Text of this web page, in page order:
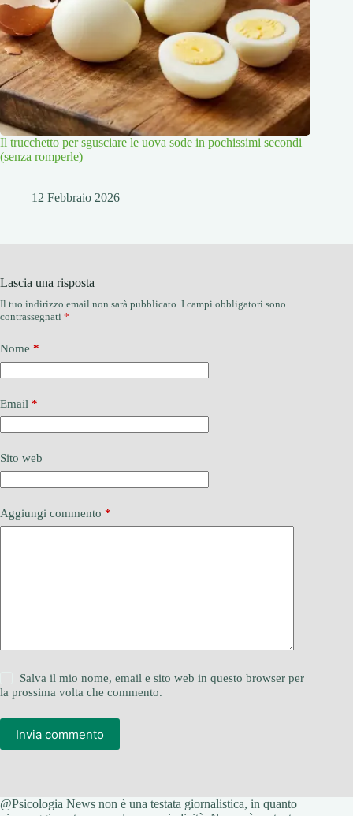
Il trucchetto per sgusciare le uova sode in pochissimi secondi
(senza romperle)
12 Febbraio 2026
Lascia una risposta
Il tuo indirizzo email non sarà pubblicato. I campi obbligatori sono
contrassegnati *
Nome *
Email *
Sito web
Aggiungi commento *
Salva il mio nome, email e sito web in questo browser per
la prossima volta che commento.
Invia commento
@Psicologia News non è una testata giornalistica, in quanto